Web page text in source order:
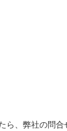
ら、弊社の問合